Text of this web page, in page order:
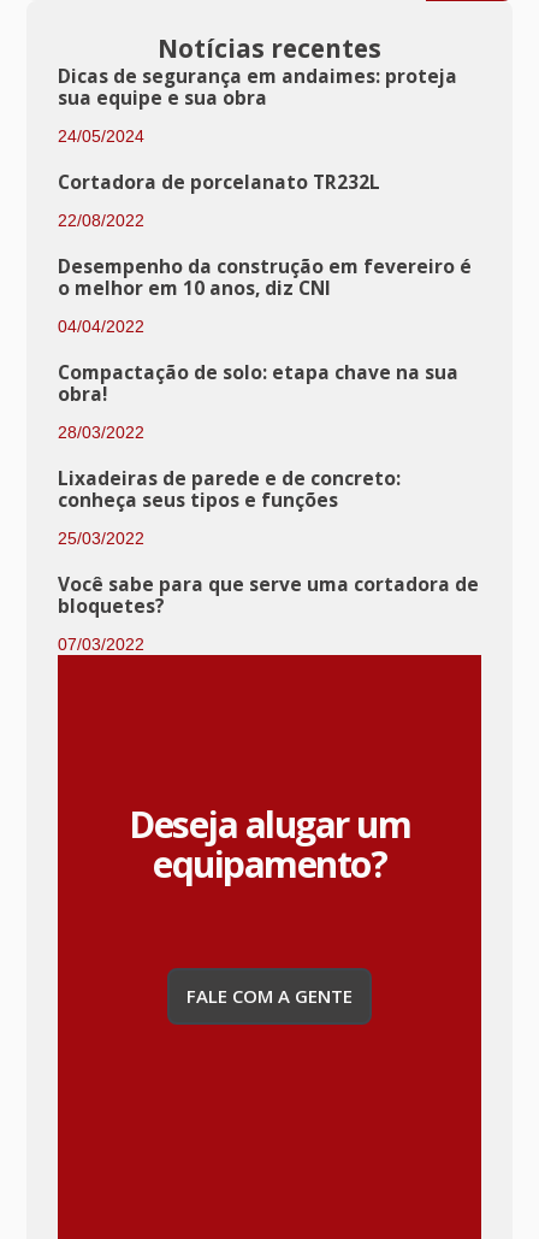
Notícias recentes
Dicas de segurança em andaimes: proteja
sua equipe e sua obra
24/05/2024
Cortadora de porcelanato TR232L
22/08/2022
Desempenho da construção em fevereiro é
o melhor em 10 anos, diz CNI
04/04/2022
Compactação de solo: etapa chave na sua
obra!
28/03/2022
Lixadeiras de parede e de concreto:
conheça seus tipos e funções
25/03/2022
Você sabe para que serve uma cortadora de
bloquetes?
07/03/2022
Deseja alugar um
equipamento?
FALE COM A GENTE